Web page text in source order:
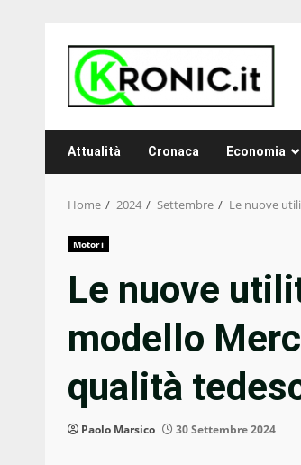
content
Attualità Cronaca Economia
Home 2024 Settembre Le nuove
Motori
Le nuove
modello
qualità
Paolo Marsico 30 Settembre 2024